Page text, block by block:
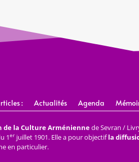
: Actualités Agenda
de la Culture Arméniennede Sevran /
1erjuillet 1901. Elle a pour objectifla
en particulier.